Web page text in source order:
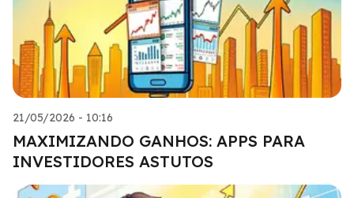
21/05/2026 - 10:16
MAXIMIZANDO GANHOS: APPS PARA
INVESTIDORES ASTUTOS